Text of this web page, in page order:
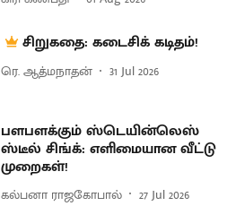
சிறுகதை: கடைசிக் கடிதம்!
ரெ. ஆத்மநாதன் 31 Jul 2026
பளபளக்கும் ஸ்டெயின்லெஸ்
ஸ்டீல் சிங்க்: எளிமையான வீட்டு
முறைகள்!
கல்பனா ராஜகோபால் 27 Jul 2026